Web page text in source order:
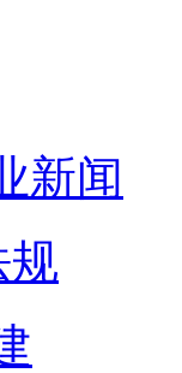
新闻
规